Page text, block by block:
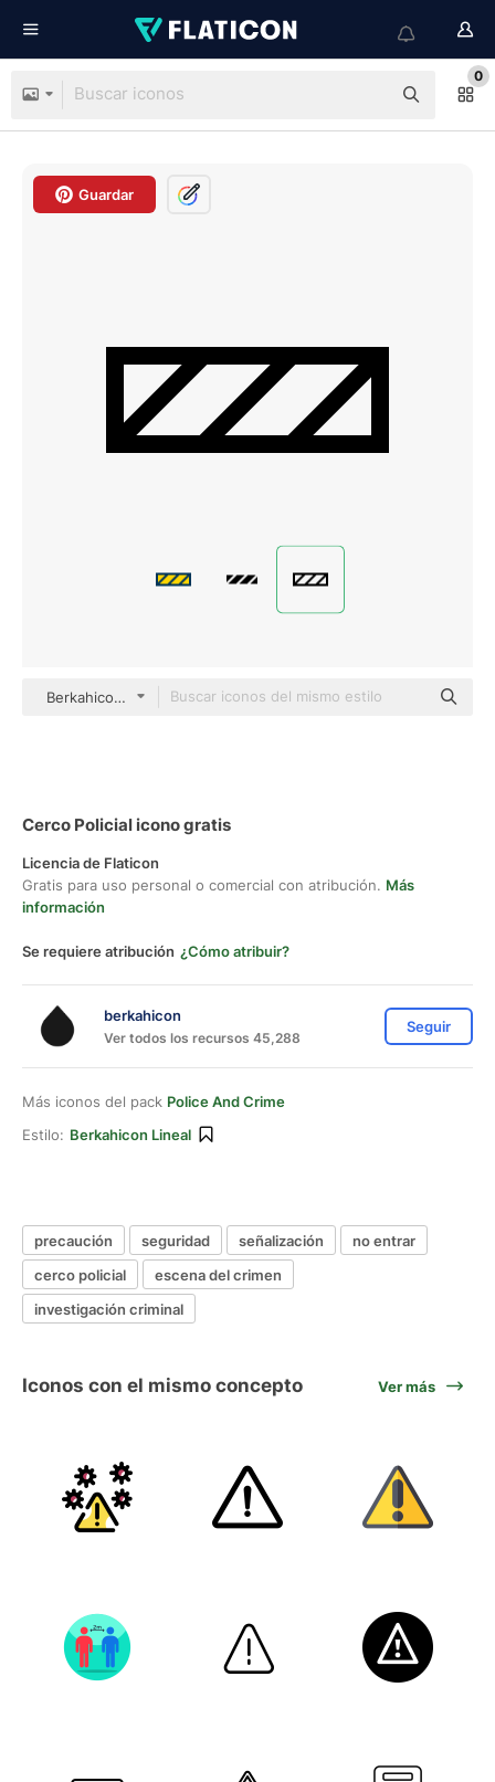
0
Guardar
Berkahicon Lineal
Cerco Policial icono gratis
Licencia de Flaticon
Gratis para uso personal o comercial con atribución. Más
información
Se requiere atribución ¿Cómo atribuir?
berkahicon
Ver todos los recursos 45,288
Seguir
Más iconos del pack Police And Crime
Estilo: Berkahicon Lineal
precaución seguridad señalización
no entrar
cerco policial
escena del crimen
investigación criminal
Iconos con el mismo concepto Ver más